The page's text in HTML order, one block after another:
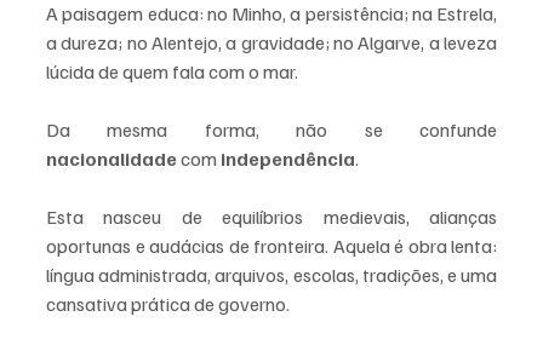
A paisagem educa: no Minho, a persistência; na Estrela,
a dureza; no Alentejo, a gravidade; no Algarve, a leveza
lúcida de quem fala com o mar.
nacionalidade com independência.
Esta nasceu de equilíbrios medievais, alianças
oportunas e audácias de fronteira. Aquela é obra lenta:
língua administrada, arquivos, escolas, tradições, e uma
cansativa prática de governo.